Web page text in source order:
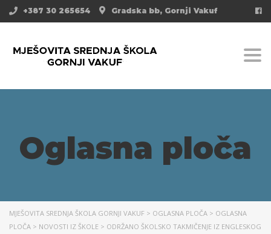
Gradska bb, Gornji Vakuf
+387 30 265654
Oglasna ploča
MJEŠOVITA SREDNJA ŠKOLA GORNJI VAKUF > OGLASNA PLOČA > OGLASNA
PLOČA > NOVOSTI IZ ŠKOLE > ODRŽANO ŠKOLSKO TAKMIČENJE IZ ENGLESKOG